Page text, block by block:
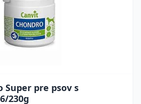
Super pre psov s
230g